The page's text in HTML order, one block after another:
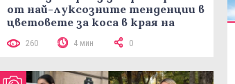
от най-луксозните тенденции в
цветовете за коса в края на
260 4 мин 0